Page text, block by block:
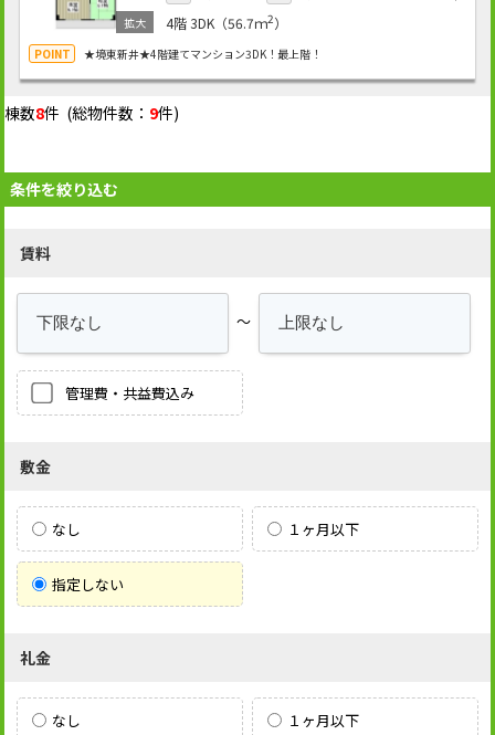
4階3DK（56.7ｍ2）
★境東新井★4階建てマンション3DK！最上階！
棟数8件 (総物件数： 9件)
条件を絞り込む
賃料
～
管理費・共益費込み
敷金
なし １ヶ月以下
指定しない
礼金
なし １ヶ月以下